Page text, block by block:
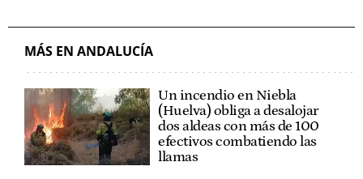
MÁS EN ANDALUCÍA
Un incendio en Niebla
(Huelva) obliga a desalojar
dos aldeas con más de 100
efectivos combatiendo las
llamas